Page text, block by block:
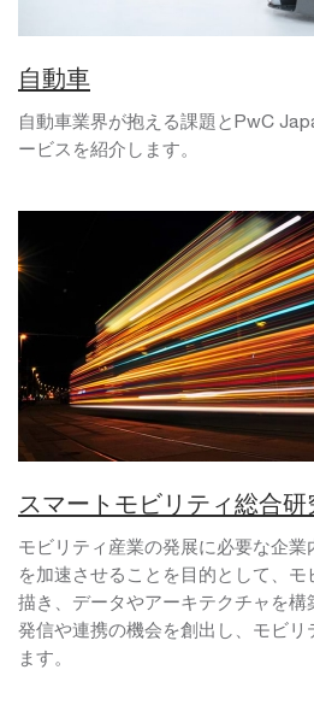
自動車
自動車業界が抱える課題とPwC
ービスを紹介します。
スマートモビリティ総合研
モビリティ産業の発展に必要な企
を加速させることを目的として、
描き、データやアーキテクチャを
発信や連携の機会を創出し、モビリ
ます。